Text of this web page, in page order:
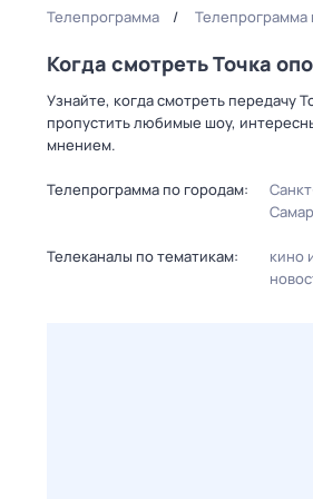
Телепрограмма Телепрограмма
Когда смотреть Точка
Узнайте, когда смотреть передачу
пропустить любимые шоу,
мнением.
Телепрограмма по городам:
Телеканалы по тематикам: кино